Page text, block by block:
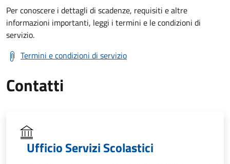
Per conoscere i dettagli di scadenze, requisiti e altre
informazioni importanti, leggi i termini e le condizioni di
servizio.
Termini e condizioni di servizio
Contatti
Ufficio Servizi Scolastici